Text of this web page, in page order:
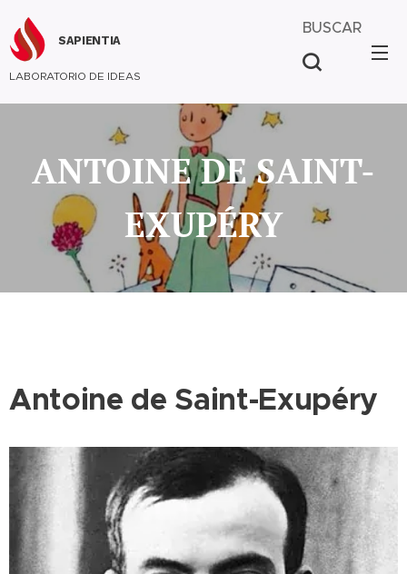
SAPIENTIA
LABORATORIO DE IDEAS
BUSCAR
ANTOINE DE SAINT-
EXUPÉRY
Antoine de Saint-Exupéry